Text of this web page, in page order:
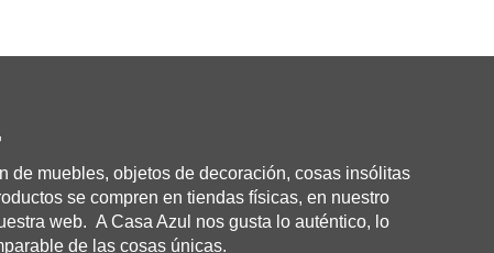
de muebles, objetos de decoración, cosas insólitas
se compren en tiendas físicas, en nuestro
web. A Casa Azul nos gusta lo auténtico, lo
de las cosas únicas.